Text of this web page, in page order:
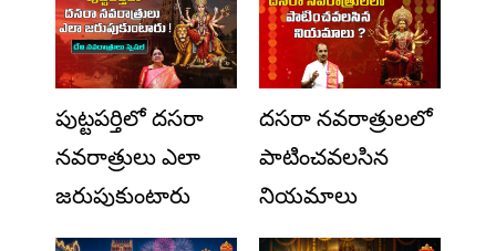
పుట్టపర్తిలో దసరా
నవరాత్రులు ఎలా
జరుపుకుంటారు
దసరా నవరాత్రులలో
పాటించవలసిన
నియమాలు